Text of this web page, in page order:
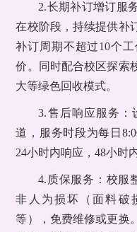
2.长期补订增订服
在校阶段，持续提供补
补订周期不超过10个
价。同时配合校区探索
大等绿色回收模式。
3.售后响应服务：
道，服务时段为每日
24小时内响应，48小时
4.质保服务：校服
非人为损坏（面料破
等），免费维修或更换